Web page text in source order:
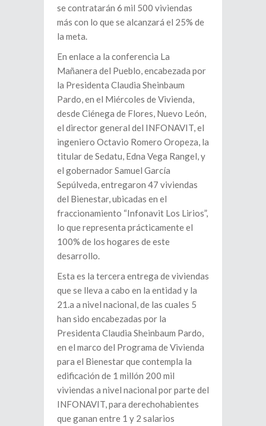
se contratarán 6 mil 500 viviendas
más con lo que se alcanzará el 25% de
la meta.
En enlace a la conferencia La
Mañanera del Pueblo, encabezada por
la Presidenta Claudia Sheinbaum
Pardo, en el Miércoles de Vivienda,
desde Ciénega de Flores, Nuevo León,
el director general del INFONAVIT, el
ingeniero Octavio Romero Oropeza, la
titular de Sedatu, Edna Vega Rangel, y
el gobernador Samuel García
Sepúlveda, entregaron 47 viviendas
del Bienestar, ubicadas en el
fraccionamiento “Infonavit Los Lirios”,
lo que representa prácticamente el
100% de los hogares de este
desarrollo.
Esta es la tercera entrega de viviendas
que se lleva a cabo en la entidad y la
21.a a nivel nacional, de las cuales 5
han sido encabezadas por la
Presidenta Claudia Sheinbaum Pardo,
en el marco del Programa de Vivienda
para el Bienestar que contempla la
edificación de 1 millón 200 mil
viviendas a nivel nacional por parte del
INFONAVIT, para derechohabientes
que ganan entre 1 y 2 salarios